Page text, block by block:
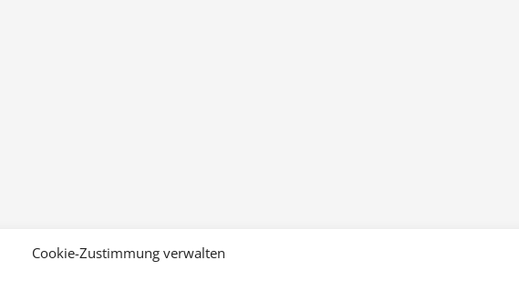
Cookie-Zustimmung verwalten